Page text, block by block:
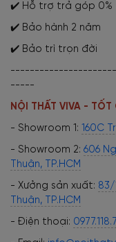
✔️ Hỗ trợ trả góp 0%
✔️ Bảo hành 2 năm
✔️ Bảo trì trọn đời
-----
NỘI THẤT VIVA -
- Showroom 1: 160C
- Showroom 2: 606
Thuận, TP.HCM
- Xưởng sản xuất: 83/
Thuận, TP.HCM
- Điện thoại: